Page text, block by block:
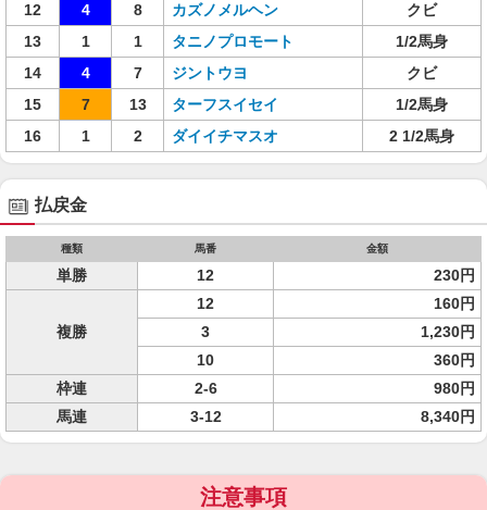
12
4 8 カズノメルヘン
クビ
13
1 1 タニノプロモート
1/2馬身
14
4 7 ジントウヨ
クビ
15
7 13 ターフスイセイ
1/2馬身
16
1 2 ダイイチマスオ 2 1/2馬身
払戻金
種類 馬番 金額
単勝 12 230円
複勝
12
160円
3
1,230円
10
360円
枠連
2-6
980円
馬連
3-12 8,340円
注意事項